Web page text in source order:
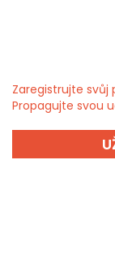
Zaregistrujte svůj
Propagujte svou